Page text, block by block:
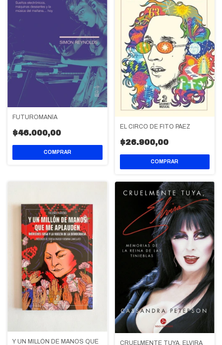
FUTUROMANÍA
$46.000,00
EL CIRCO DE FITO PÁEZ
$26.900,00
Y UN MILLÓN DE MANOS QUE
CRUELMENTE TUYA, ELVIRA